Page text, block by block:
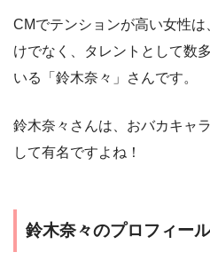
CMでテンションが高い女性
けでなく、タレントとして数
いる「鈴木奈々」さんです。
鈴木奈々さんは、おバカキャ
して有名ですよね！
鈴木奈々のプロフィール